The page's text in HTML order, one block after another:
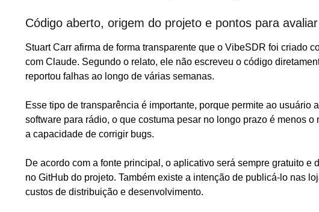
Código aberto, origem do projeto e pontos para avaliar
Stuart Carr afirma de forma transparente que o VibeSDR foi criado
com Claude. Segundo o relato, ele não escreveu o código
reportou falhas ao longo de várias semanas.
Esse tipo de transparência é importante, porque permite ao usuário
software para rádio, o que costuma pesar no longo prazo é menos
a capacidade de corrigir bugs.
De acordo com a fonte principal, o aplicativo será sempre gratuito
no GitHub do projeto. Também existe a intenção de publicá-lo nas
custos de distribuição e desenvolvimento.